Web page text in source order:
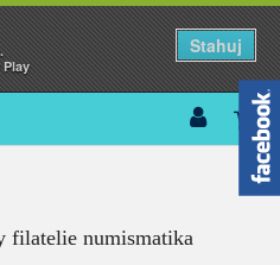
Play
Stahuj
filatelie numismatika